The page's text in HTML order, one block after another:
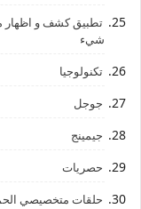
تطبيق كشف و اظهار
شيء
تكنولوجيا
جوجل
جيمينج
حصريات
حلقات متخصيصي